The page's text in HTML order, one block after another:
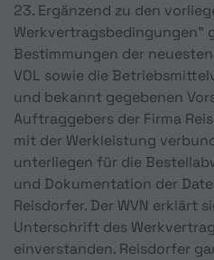
23. Ergänzend zu den
Werkvertragsbedingungen"
Bestimmungen der
VOL sowie die
und bekannt gegebenen
Auftraggebers der Firma
mit der Werkleistung
unterliegen für die
und Dokumentation der
Reisdorfer. Der WVN erklärt
Unterschrift des
einverstanden. Reisdorfer